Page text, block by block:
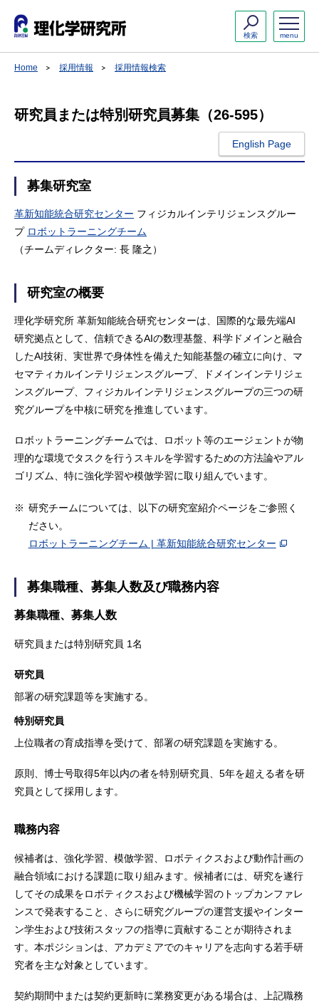
menu
検索
Home 採用情報 採用情報検索
研究員または特別研究員募集（26-595）
English Page
募集研究室
革新知能統合研究センター フィジカルインテリジェンスグルー
プ ロボットラーニングチーム
（チームディレクター: 長 隆之）
研究室の概要
理化学研究所 革新知能統合研究センターは、国際的な最先端AI
研究拠点として、信頼できるAIの数理基盤、科学ドメインと融合
したAI技術、実世界で身体性を備えた知能基盤の確立に向け、マ
セマティカルインテリジェンスグループ、ドメインインテリジェ
ンスグループ、フィジカルインテリジェンスグループの三つの研
究グループを中核に研究を推進しています。
ロボットラーニングチームでは、ロボット等のエージェントが物
理的な環境でタスクを行うスキルを学習するための方法論やアル
ゴリズム、特に強化学習や模倣学習に取り組んでいます。
※ 研究チームについては、以下の研究室紹介ページをご参照く
ださい。
ロボットラーニングチーム | 革新知能統合研究センター
募集職種、募集人数及び職務内容
募集職種、募集人数
研究員または特別研究員 1名
研究員
部署の研究課題等を実施する。
特別研究員
上位職者の育成指導を受けて、部署の研究課題を実施する。
原則、博士号取得5年以内の者を特別研究員、5年を超える者を研
究員として採用します。
職務内容
候補者は、強化学習、模倣学習、ロボティクスおよび動作計画の
融合領域における課題に取り組みます。候補者には、研究を遂行
してその成果をロボティクスおよび機械学習のトップカンファレ
ンスで発表すること、さらに研究グループの運営支援やインター
ン学生および技術スタッフの指導に貢献することが期待されま
す。本ポジションは、アカデミアでのキャリアを志向する若手研
究者を主な対象としています。
契約期間中または契約更新時に業務変更がある場合は、上記職務